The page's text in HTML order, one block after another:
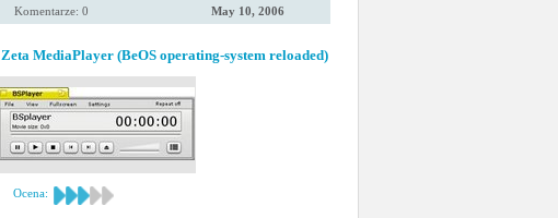
Komentarze: 0
May 10, 2006
Zeta MediaPlayer (BeOS operating-system reloaded)
Ocena: